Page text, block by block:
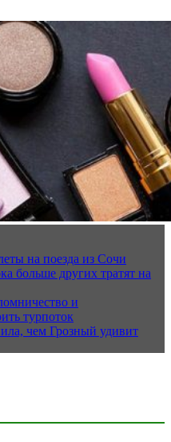
на поезда из Сочи
больше других тратят на
и
турпоток
чем Грозный удивит